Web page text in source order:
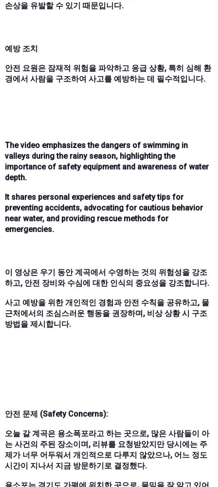
손상을 유발할 수 있기 때문입니다.
예방 조치
안전 요원은 잠재적 위험을 파악하고 응급 상황, 특히 심해 환
경에서 사람을 구조하여 사고를 예방하는 데 필수적입니다.
The video emphasizes the dangers of swimming in
valleys during the rainy season, highlighting the
importance of safety equipment and awareness of water
depth.
It shares personal experiences and safety tips for
preventing accidents, advocating for cautious behavior
near water, and providing rescue methods for
emergencies.
이 영상은 우기 동안 계곡에서 수영하는 것의 위험성을 강조
하고, 안전 장비와 수심에 대한 인식의 중요성을 강조합니다.
사고 예방을 위한 개인적인 경험과 안전 수칙을 공유하고, 물
근처에서의 조심스러운 행동을 권장하며, 비상 상황 시 구조
방법을 제시합니다.
안전 문제 (Safety Concerns):
오늘 갈 계곡은 용소폭포라고 하는 곳으로, 많은 사람들이 아
는 사건의 주된 장소이며, 리뷰를 요청받았지만 당시에는 주
제가 너무 어두워서 개인적으로 다루지 않았으나, 어느 정도
시간이 지나서 지금 방문하기로 결정했다.
용소포는 경기도 가평에 위치한 곳으로, 물밑을 잘 알고 있어